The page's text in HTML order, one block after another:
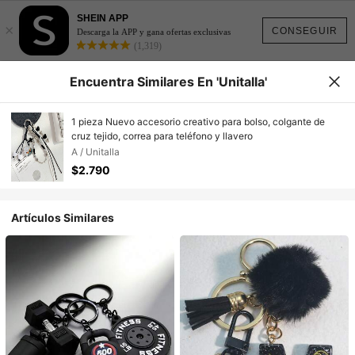
CONSEGUIR
×
SHEIN APP
Descarga la APP y gana ofertas exclusivas
(1,319)
Encuentra Similares En 'Unitalla'
1 pieza Nuevo accesorio creativo para bolso, colgante de
cruz tejido, correa para teléfono y llavero
A / Unitalla
$2.790
Artículos Similares